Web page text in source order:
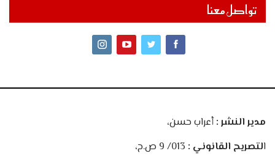
تواصل معنا
مدير النشر :أعراب حسن،
التصريح القانوني :